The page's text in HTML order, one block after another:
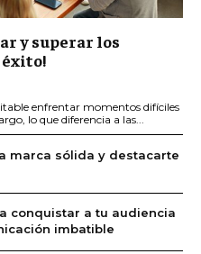
y superar los
enfrentar momentos difíciles
lo que diferencia a las...
marca sólida y destacarte
conquistar a tu audiencia
imbatible